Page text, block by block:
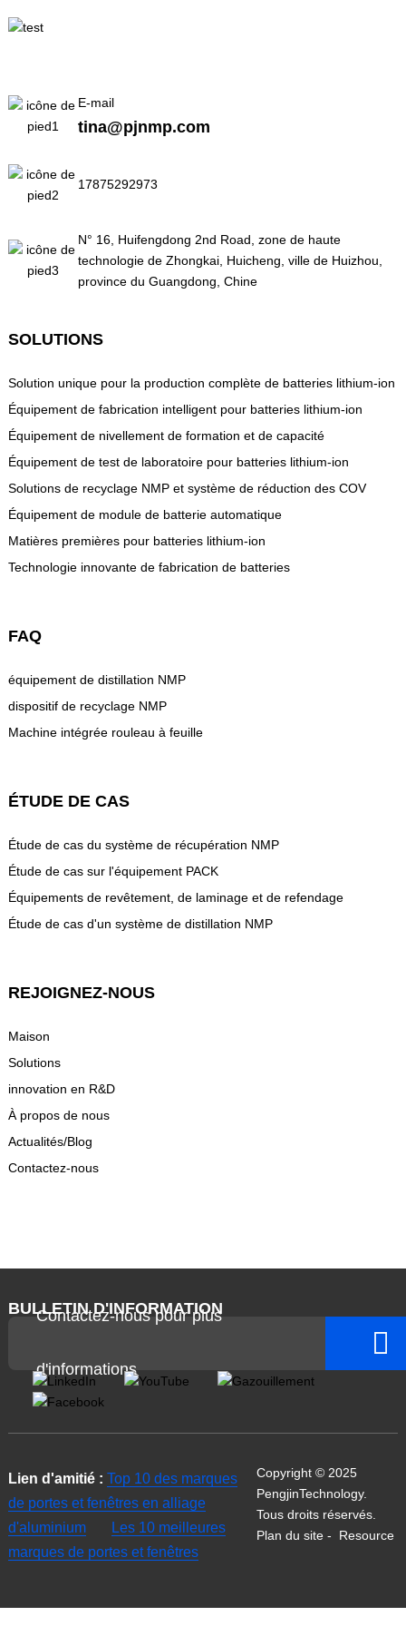
E-mail
tina@pjnmp.com
17875292973
N° 16, Huifengdong 2nd Road, zone de haute
technologie de Zhongkai, Huicheng, ville de Huizhou,
province du Guangdong, Chine
SOLUTIONS
Solution unique pour la production complète de batteries lithium-ion
Équipement de fabrication intelligent pour batteries lithium-ion
Équipement de nivellement de formation et de capacité
Équipement de test de laboratoire pour batteries lithium-ion
Solutions de recyclage NMP et système de réduction des COV
Équipement de module de batterie automatique
Matières premières pour batteries lithium-ion
Technologie innovante de fabrication de batteries
FAQ
équipement de distillation NMP
dispositif de recyclage NMP
Machine intégrée rouleau à feuille
ÉTUDE DE CAS
Étude de cas du système de récupération NMP
Étude de cas sur l'équipement PACK
Équipements de revêtement, de laminage et de refendage
Étude de cas d'un système de distillation NMP
REJOIGNEZ-NOUS
Maison
Solutions
innovation en R&D
À propos de nous
Actualités/Blog
Contactez-nous
BULLETIN D'INFORMATION
Contactez-nous pour plus
d'informations
Lien d'amitié : Top 10 des marques
de portes et fenêtres en alliage
d'aluminium
Les 10 meilleures
marques de portes et fenêtres
Copyright © 2025
PengjinTechnology.
Tous droits réservés.
Plan du site- Resource